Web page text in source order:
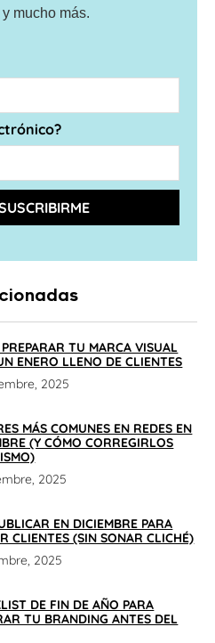
mucho más.
TU MARCA VISUAL
ENERO LLENO DE CLIENTES
2025
MÁS COMUNES EN REDES EN
(Y CÓMO CORREGIRLOS
2025
EN DICIEMBRE PARA
CLIENTES (SIN SONAR CLICHÉ)
2025
DE FIN DE AÑO PARA
TU BRANDING ANTES DEL